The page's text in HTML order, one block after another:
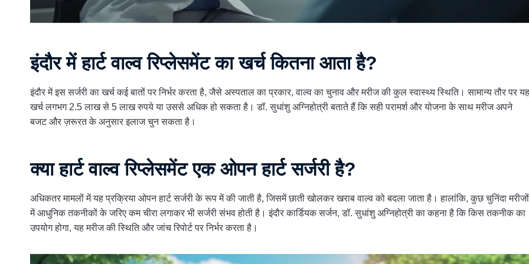
इंदौर में हार्ट वाल्व रिप्लेसमेंट का खर्च कितना आता है?
इंदौर में इस सर्जरी का खर्च कई बातों पर निर्भर करता है, जैसे अस्पताल का प्रकार, वाल्व का चुनाव और मरीज की कुल स्वास्थ्य स्थिति। सामान्य तौर पर यह
खर्च लगभग 2.5 लाख से 5 लाख रुपये या उससे अधिक हो सकता है। डॉ. सुधांशु अग्निहोत्री बताते हैं कि सही परामर्श और योजना के साथ मरीज अपने
बजट और ज़रूरत के अनुसार इलाज चुन सकता है।
क्या हार्ट वाल्व रिप्लेसमेंट एक ओपन हार्ट सर्जरी है?
अधिकतर मामलों में यह प्रक्रिया ओपन हार्ट सर्जरी के रूप में की जाती है, जिसमें छाती खोलकर खराब वाल्व को बदला जाता है। हालांकि, कुछ चुनिंदा मरीजों
में आधुनिक तकनीकों के जरिए कम चीरा लगाकर भी सर्जरी संभव होती है। इंदौर कार्डियक सर्जन, डॉ. सुधांशु अग्निहोत्री का कहना है कि किस तकनीक का
उपयोग होगा, यह मरीज की स्थिति और जांच रिपोर्ट पर निर्भर करता है।